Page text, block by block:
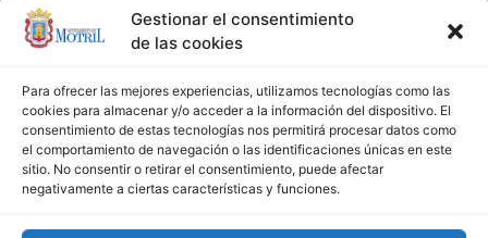
Gestionar el consentimiento
de las cookies
Para ofrecer las mejores experiencias, utilizamos tecnologías como las
cookies para almacenar y/o acceder a la información del dispositivo. El
consentimiento de estas tecnologías nos permitirá procesar datos como
el comportamiento de navegación o las identificaciones únicas en este
sitio. No consentir o retirar el consentimiento, puede afectar
negativamente a ciertas características y funciones.
(Granada), CIF: P1814200J, DIR3: L01181400